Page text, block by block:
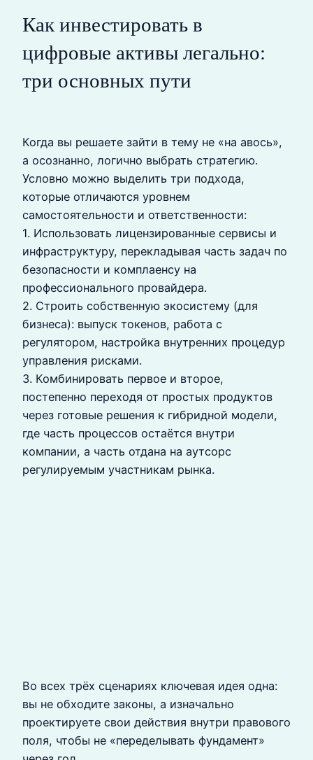
Как инвестировать в
цифровые активы легально:
три основных пути
Когда вы решаете зайти в тему не «на авось»,
а осознанно, логично выбрать стратегию.
Условно можно выделить три подхода,
которые отличаются уровнем
самостоятельности и ответственности:
1. Использовать лицензированные сервисы и
инфраструктуру, перекладывая часть задач по
безопасности и комплаенсу на
профессионального провайдера.
2. Строить собственную экосистему (для
бизнеса): выпуск токенов, работа с
регулятором, настройка внутренних процедур
управления рисками.
3. Комбинировать первое и второе,
постепенно переходя от простых продуктов
через готовые решения к гибридной модели,
где часть процессов остаётся внутри
компании, а часть отдана на аутсорс
регулируемым участникам рынка.
Во всех трёх сценариях ключевая идея одна:
вы не обходите законы, а изначально
проектируете свои действия внутри правового
поля, чтобы не «переделывать фундамент»